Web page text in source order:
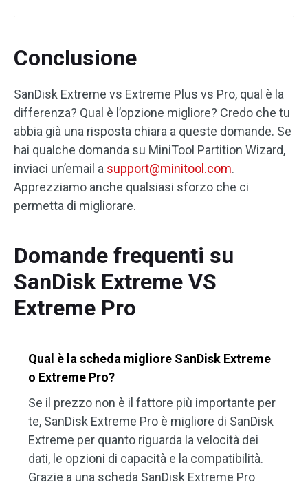
Conclusione
SanDisk Extreme vs Extreme Plus vs Pro, qual è la
differenza? Qual è l’opzione migliore? Credo che tu
abbia già una risposta chiara a queste domande. Se
hai qualche domanda su MiniTool Partition Wizard,
inviaci un’email a support@minitool.com.
Apprezziamo anche qualsiasi sforzo che ci
permetta di migliorare.
Domande frequenti su
SanDisk Extreme VS
Extreme Pro
Qual è la scheda migliore SanDisk Extreme
o Extreme Pro?
Se il prezzo non è il fattore più importante per
te, SanDisk Extreme Pro è migliore di SanDisk
Extreme per quanto riguarda la velocità dei
dati, le opzioni di capacità e la compatibilità.
Grazie a una scheda SanDisk Extreme Pro